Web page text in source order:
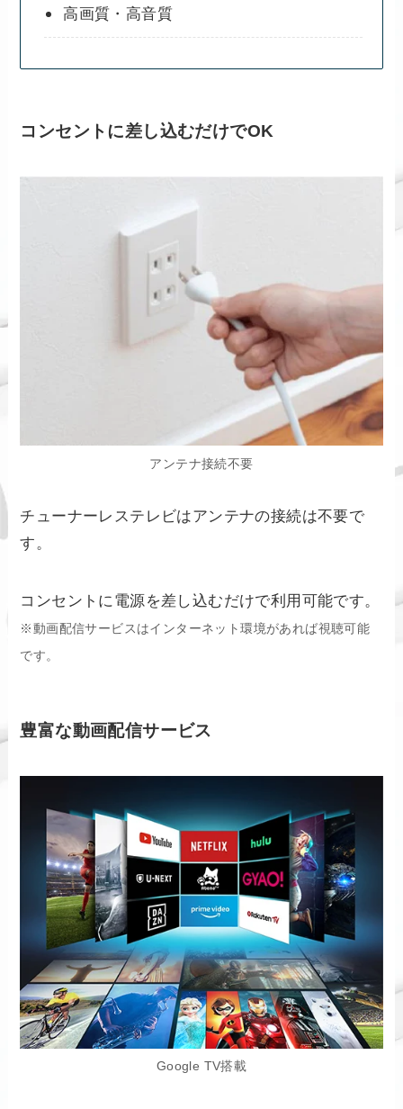
高画質・高音質
コンセントに差し込むだけでOK
アンテナ接続不要
チューナーレステレビはアンテナの接続は不要で
す。
コンセントに電源を差し込むだけで利用可能です。
※動画配信サービスはインターネット環境があれば視聴可能
です。
豊富な動画配信サービス
Google TV搭載